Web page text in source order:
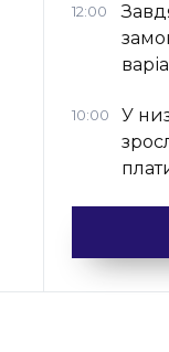
12:00
10:00
У